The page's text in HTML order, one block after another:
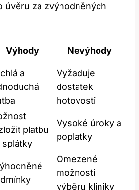
úvěru za zvýhodněných
Výhody Nevýhody
a
Vyžaduje
dostatek
hotovosti
platbu
splátky
Vysoké úroky a
poplatky
Omezené
možnosti
výběru kliniky